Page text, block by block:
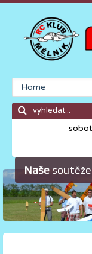
Naše soutěže